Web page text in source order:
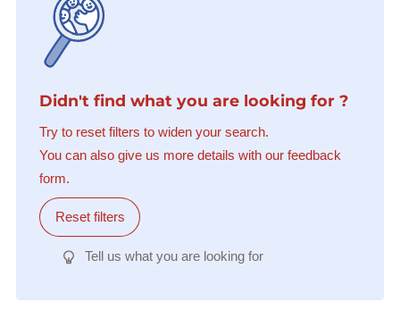
Didn't find what you are looking for ?
Try to reset filters to widen your search.
You can also give us more details with our feedback
form.
Reset filters
Tell us what you are looking for